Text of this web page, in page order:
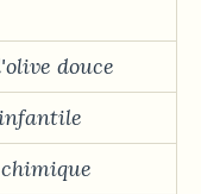
douce